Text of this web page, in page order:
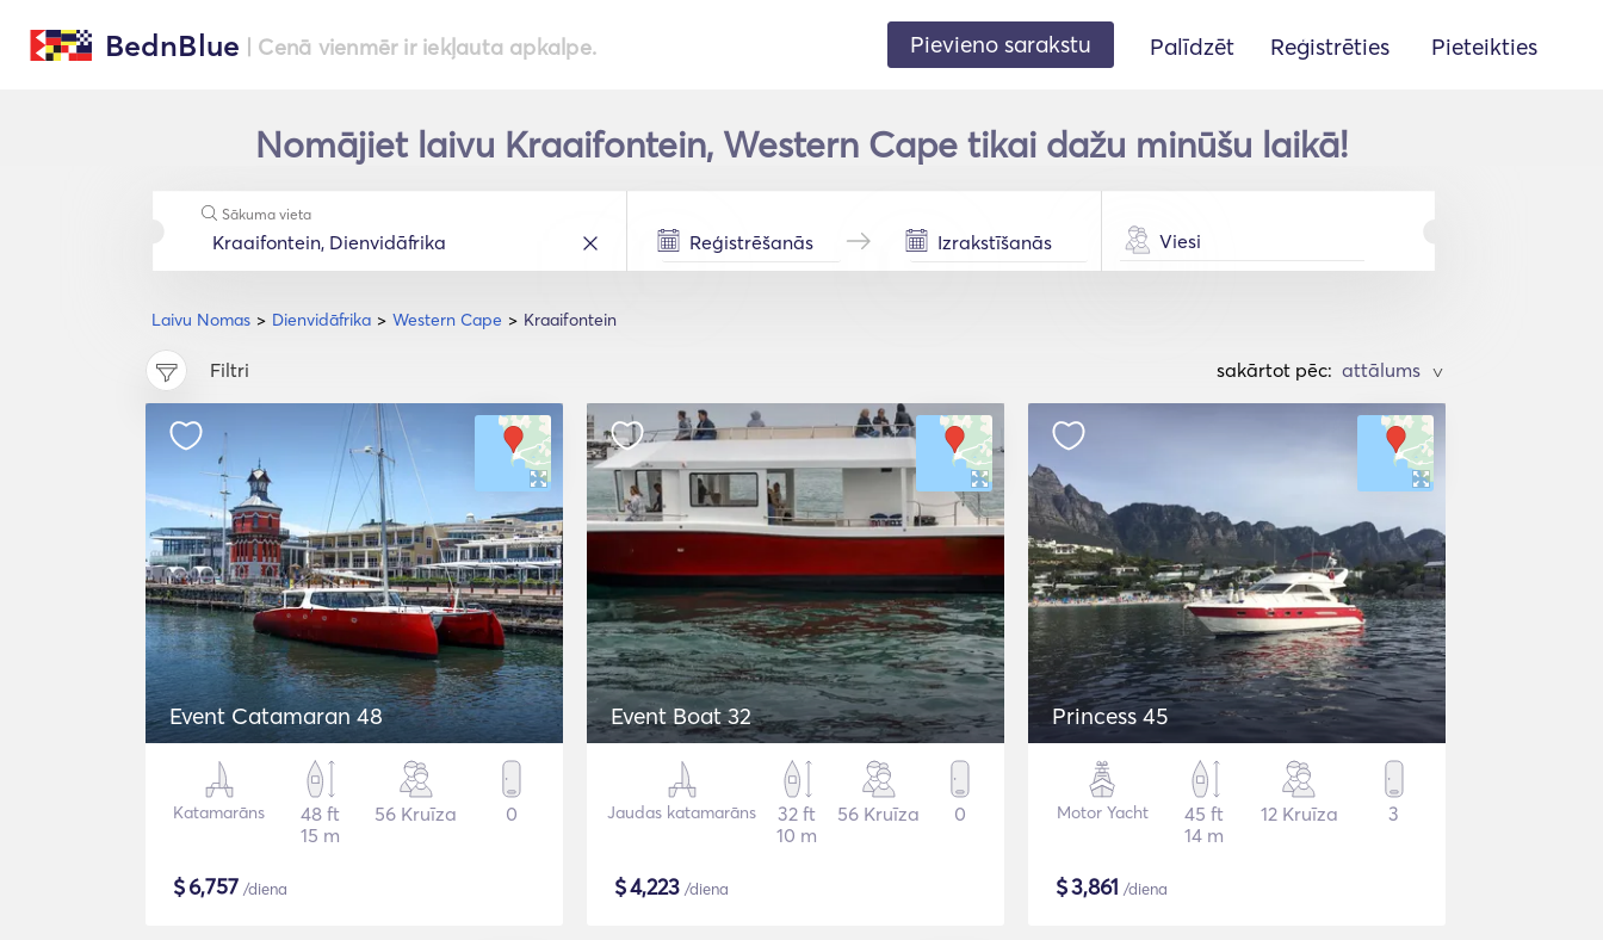
BednBlue | Cenā vienmēr ir iekļauta apkalpe. Pievieno sarakstu Palīdzēt Reģistrēties Pieteikties
Nomājiet laivu Kraaifontein, Western Cape tikai dažu minūšu laikā!
Laivu Nomas Dienvidāfrika Western Cape Kraaifontein
Sākuma vieta
Viesi
Filtri sakārtot pēc: >
Event Catamaran 48
Katamarāns
48 ft
15 m
56 Kruīza 0
$6,757 /diena
Event Boat 32
Jaudas katamarāns
32 ft
10 m
56 Kruīza 0
$4,223 /diena
Princess 45
Motor Yacht
45 ft
14 m
12 Kruīza 3
$3,861 /diena